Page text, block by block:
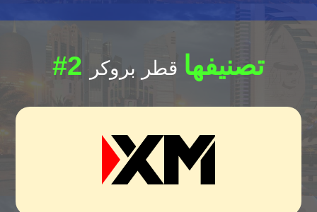
#2 تصنيفها قطر بروكر